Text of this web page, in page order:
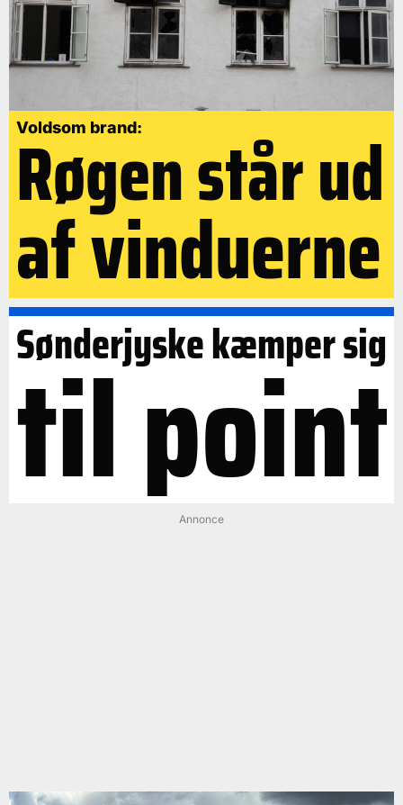
Voldsom brand:
Røgen står ud
af vinduerne
Sønderjyske kæmper sig
til point
Annonce